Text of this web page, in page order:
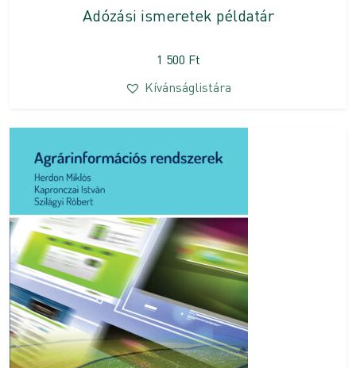
Adózási ismeretek példatár
1 500 Ft
Kívánságlistára